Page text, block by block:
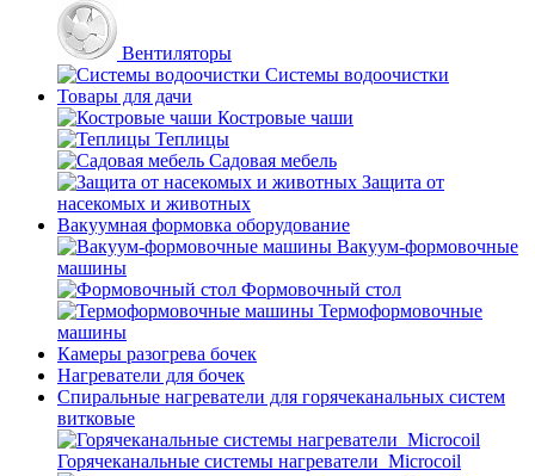
Вентиляторы
Системы водоочистки
Товары для дачи
Костровые чаши
Теплицы
Садовая мебель
Защита от
насекомых и животных
Вакуумная формовка оборудование
Вакуум-формовочные
машины
Формовочный стол
Термоформовочные
машины
Камеры разогрева бочек
Нагреватели для бочек
Спиральные нагреватели для горячеканальных систем
витковые
Горячеканальные системы нагреватели_Microcoil